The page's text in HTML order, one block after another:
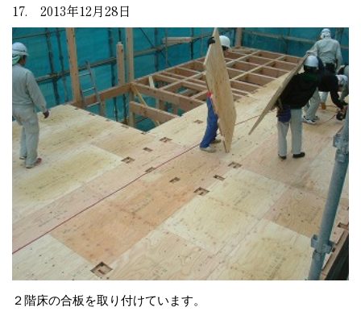
17. 2013年12月28日
２階床の合板を取り付けています。